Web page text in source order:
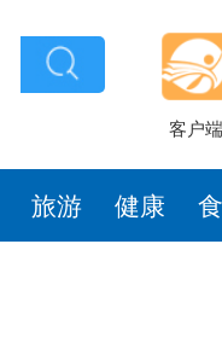
客户端
旅游 健康